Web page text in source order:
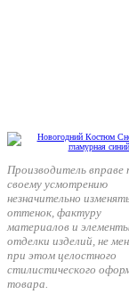
Производитель вправе
своему усмотрению
незначительно
оттенок, фактуру
материалов и
отделки изделий, не
при этом целостного
стилистического
товара.